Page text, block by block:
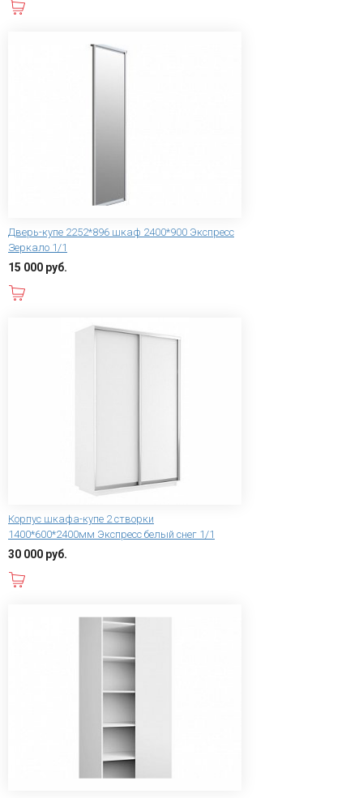
Дверь-купе 2252*896 шкаф 2400*900 Экспресс
Зеркало 1/1
15 000 руб.
Корпус шкафа-купе 2 створки
1400*600*2400мм Экспресс белый снег 1/1
30 000 руб.